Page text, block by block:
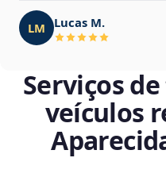
LM Lucas M.
Serviços
veículos